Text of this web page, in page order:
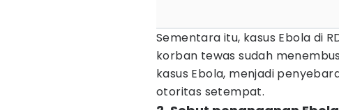
Sementara itu, kasus Ebola di
korban tewas sudah
kasus Ebola, menjadi
otoritas setempat.